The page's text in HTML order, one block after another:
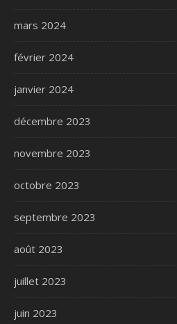
mars 2024
février 2024
janvier 2024
décembre 2023
novembre 2023
octobre 2023
septembre 2023
août 2023
juillet 2023
juin 2023